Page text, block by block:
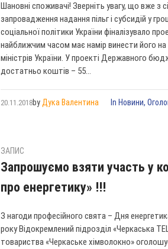
Шановні споживачі! Зверніть увагу, що вже з
запровадження надання пільг і субсидій у
соціальної політики України фіналізувало
найближчим часом має намір винести його на
міністрів України. У проекті Державного
достатньо коштів – 55...
20.11.2018by Дука Валентина In Новини,
ЗАПИС
Запрошуємо взяти участь у
про енергетику» !!!
З нагоди професійного свята – Дня
року Відокремлений підрозділ «Черкаська
товариства «Черкаське хімволокно»